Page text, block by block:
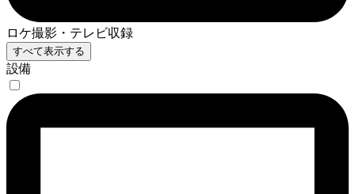
ロケ撮影・テレビ収録
すべて表示する
設備